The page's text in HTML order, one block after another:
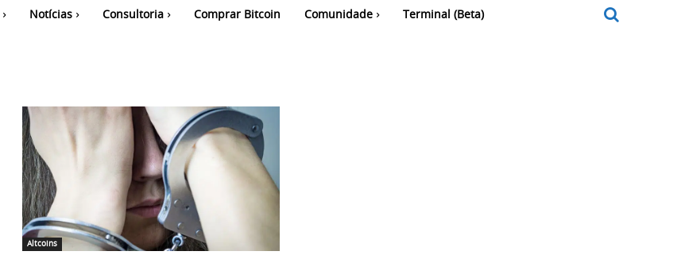
Notícias Consultoria Comprar Bitcoin Comunidade Terminal (Beta)
Altcoins